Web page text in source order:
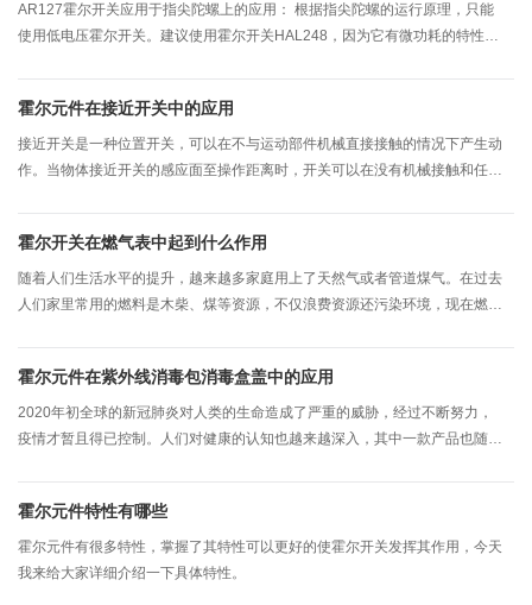
AR127霍尔开关应用于指尖陀螺上的应用： 根据指尖陀螺的运行原理，只能
使用低电压霍尔开关。建议使用霍尔开关HAL248，因为它有微功耗的特性，
霍尔元件在接近开关中的应用
接近开关是一种位置开关，可以在不与运动部件机械直接接触的情况下产生动
作。当物体接近开关的感应面至操作距离时，开关可以在没有机械接触和任何
霍尔开关在燃气表中起到什么作用
随着人们生活水平的提升，越来越多家庭用上了天然气或者管道煤气。在过去
人们家里常用的燃料是木柴、煤等资源，不仅浪费资源还污染环境，现在燃气
霍尔元件在紫外线消毒包消毒盒盖中的应用
2020年初全球的新冠肺炎对人类的生命造成了严重的威胁，经过不断努力，
疫情才暂且得已控制。人们对健康的认知也越来越深入，其中一款产品也随之
霍尔元件特性有哪些
霍尔元件有很多特性，掌握了其特性可以更好的使霍尔开关发挥其作用，今天
我来给大家详细介绍一下具体特性。